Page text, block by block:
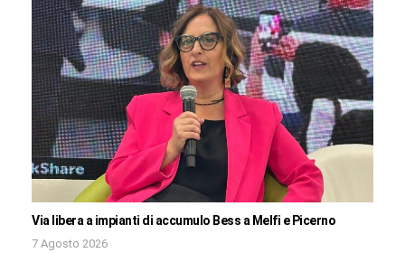
Via libera a impianti di accumulo Bess a Melfi e Picerno
7 Agosto 2026